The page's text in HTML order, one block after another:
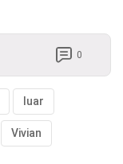
0
luar
Vivian